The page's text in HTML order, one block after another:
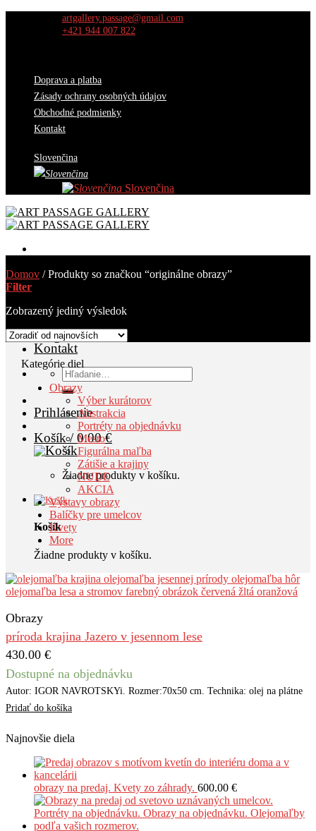
artgallery.passage@gmail.com
+421 944 007 822
Doprava a platba
Zásady ochrany osobných údajov
Obchodné podmienky
Kontakt
Slovenčina
Slovenčina
Diela
Výber kurátorov
Výstavy
Blog
Kontakt
Hľadať:
Prihlásenie
Košík /0.00€
Žiadne produkty v košíku.
Košík
Žiadne produkty v košíku.
Domov /Produkty so značkou “originálne obrazy”
Filter
Zobrazený jediný výsledok
Kategórie diel
Obrazy
Výber kurátorov
Abstrakcia
Portréty na objednávku
Mesto
Figurálna maľba
Zátišie a krajiny
NUDE
AKCIA
Výstavy obrazy
Balíčky pre umelcov
Kvety
More
Obrazy
príroda krajina Jazero v jesennom lese
430.00 €
Dostupné na objednávku
Autor: IGOR NAVROTSKYi. Rozmer:70x50 cm. Technika: olej na plátne
Pridať do košíka
Najnovšie diela
obrazy na predaj. Kvety zo záhrady. 600.00 €